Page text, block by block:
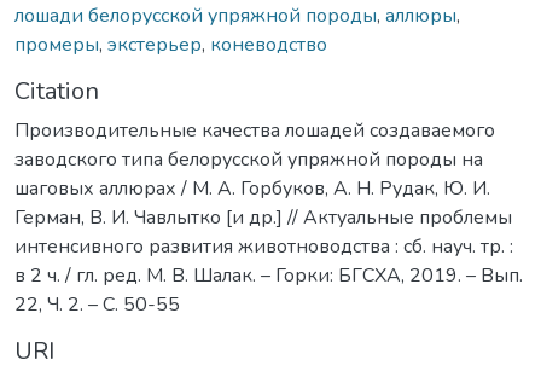
лошади белорусской упряжной породы, аллюры,
промеры, экстерьер, коневодство
Citation
Производительные качества лошадей создаваемого
заводского типа белорусской упряжной породы на
шаговых аллюрах / М. А. Горбуков, А. Н. Рудак, Ю. И.
Герман, В. И. Чавлытко [и др.] // Актуальные проблемы
интенсивного развития животноводства : сб. науч. тр. :
в 2 ч. / гл. ред. М. В. Шалак. – Горки: БГСХА, 2019. – Вып.
22, Ч. 2. – С. 50-55
URI